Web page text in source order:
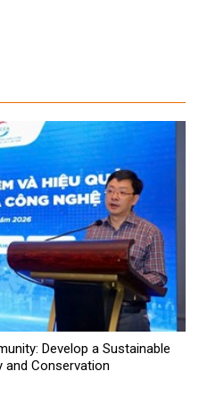
Develop a Sustainable
and Conservation